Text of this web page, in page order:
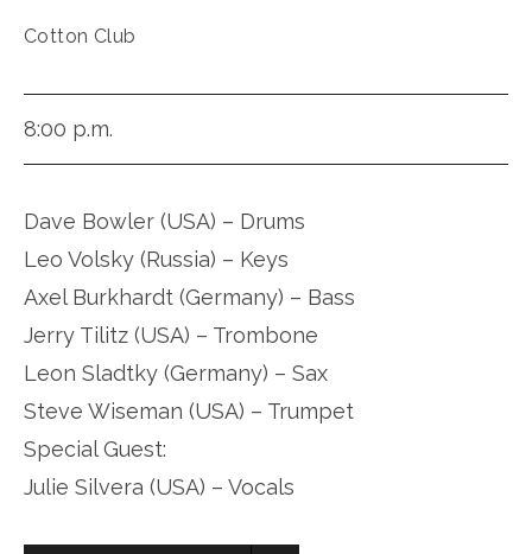
Cotton Club
8:00 p.m.
Dave Bowler (USA) – Drums
Leo Volsky (Russia) – Keys
Axel Burkhardt (Germany) – Bass
Jerry Tilitz (USA) – Trombone
Leon Sladtky (Germany) – Sax
Steve Wiseman (USA) – Trumpet
Special Guest:
Julie Silvera (USA) – Vocals